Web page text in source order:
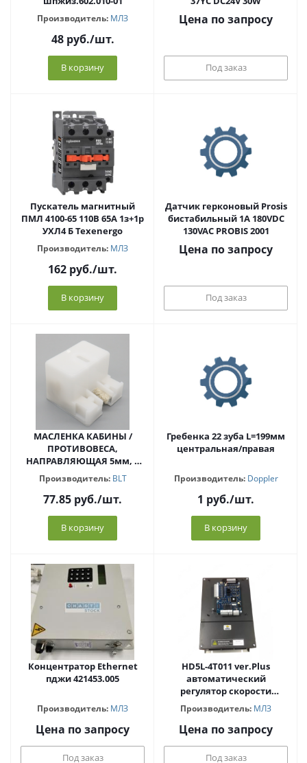
Производитель: МЛЗ
48руб./шт.
В корзину
Цена по запросу
Под заказ
Пускатель магнитный
ПМЛ 4100-65 110В 65А 1з+1р
УХЛ4 Б Теxenergo
Производитель: МЛЗ
162 руб./шт.
В корзину
Датчик герконовый Prosis
бистабильный 1А 180VDC
130VAC PROBIS 2001
Цена по запросу
Под заказ
МАСЛЕНКА КАБИНЫ /
ПРОТИВОВЕСА,
НАПРАВЛЯЮЩАЯ 5мм, 9
мм,16 ММ (крепление под
винт)
Производитель: BLT
77.85 руб./шт.
В корзину
Гребенка 22 зуба L=199мм
центральная/правая
Производитель: Doppler
1 руб./шт.
В корзину
Концентратор Ethernet
пджи 421453.005
Производитель: МЛЗ
Цена по запросу
Под заказ
HD5L-4T011 ver.Plus
автоматический
регулятор скорости
Производитель: МЛЗ
Цена по запросу
Под заказ